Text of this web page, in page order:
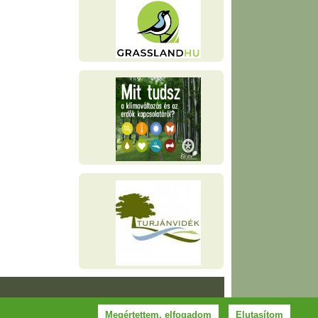
Megértettem, elfogadom Elutasítom